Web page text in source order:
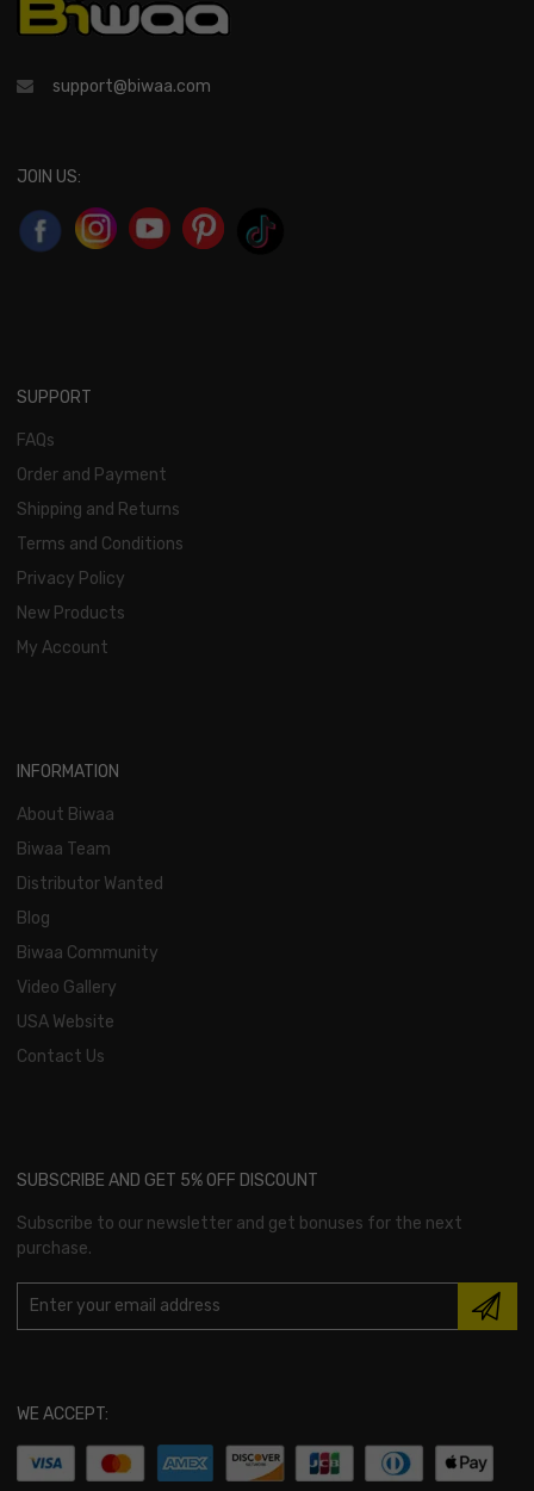
support@biwaa.com
JOIN US:
SUPPORT
FAQs
Order and Payment
Shipping and Returns
Terms and Conditions
Privacy Policy
New Products
My Account
INFORMATION
About Biwaa
Biwaa Team
Distributor Wanted
Blog
Biwaa Community
Video Gallery
USA Website
Contact Us
SUBSCRIBE AND GET 5% OFF DISCOUNT
Subscribe to our newsletter and get bonuses for the next
purchase.
WE ACCEPT: